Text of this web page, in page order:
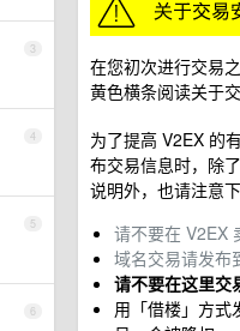
在您初次进行交易
黄色横条阅读关于
为了提高 V2EX 的
布交易信息时，除
说明外，也请注意下
请不要在 V2EX
域名交易请发布
请不要在这里交
用「借楼」方式
3
4
5
6